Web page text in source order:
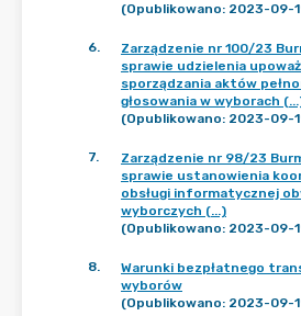
(Opublikowano: 2023-09-
6.
Zarządzenie nr 100/23
sprawie udzielenia
sporządzania aktów
głosowania w wyborach
(Opublikowano: 2023-09-
7.
Zarządzenie nr 98/23
sprawie ustanowienia
obsługi informatycznej
wyborczych (...)
(Opublikowano: 2023-09-
8.
Warunki bezpłatnego
wyborów
(Opublikowano: 2023-09-